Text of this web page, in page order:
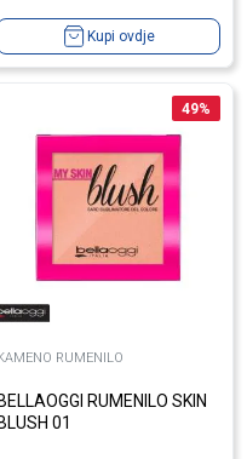
Kupi ovdje
49%
RUMENILO
BELLAOGGI RUMENILO SKIN
BLUSH 01